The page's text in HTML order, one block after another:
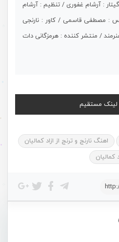
: آرشام غفوری / تنظیم : آرشام
: مصطفی قاسمی / کاور : نارنجی
/ منتشر کننده : هرمزگانی دات
لینک مستقیم
اهنگ نارنج و ترنج از ازاد کمالیان
کمالیان